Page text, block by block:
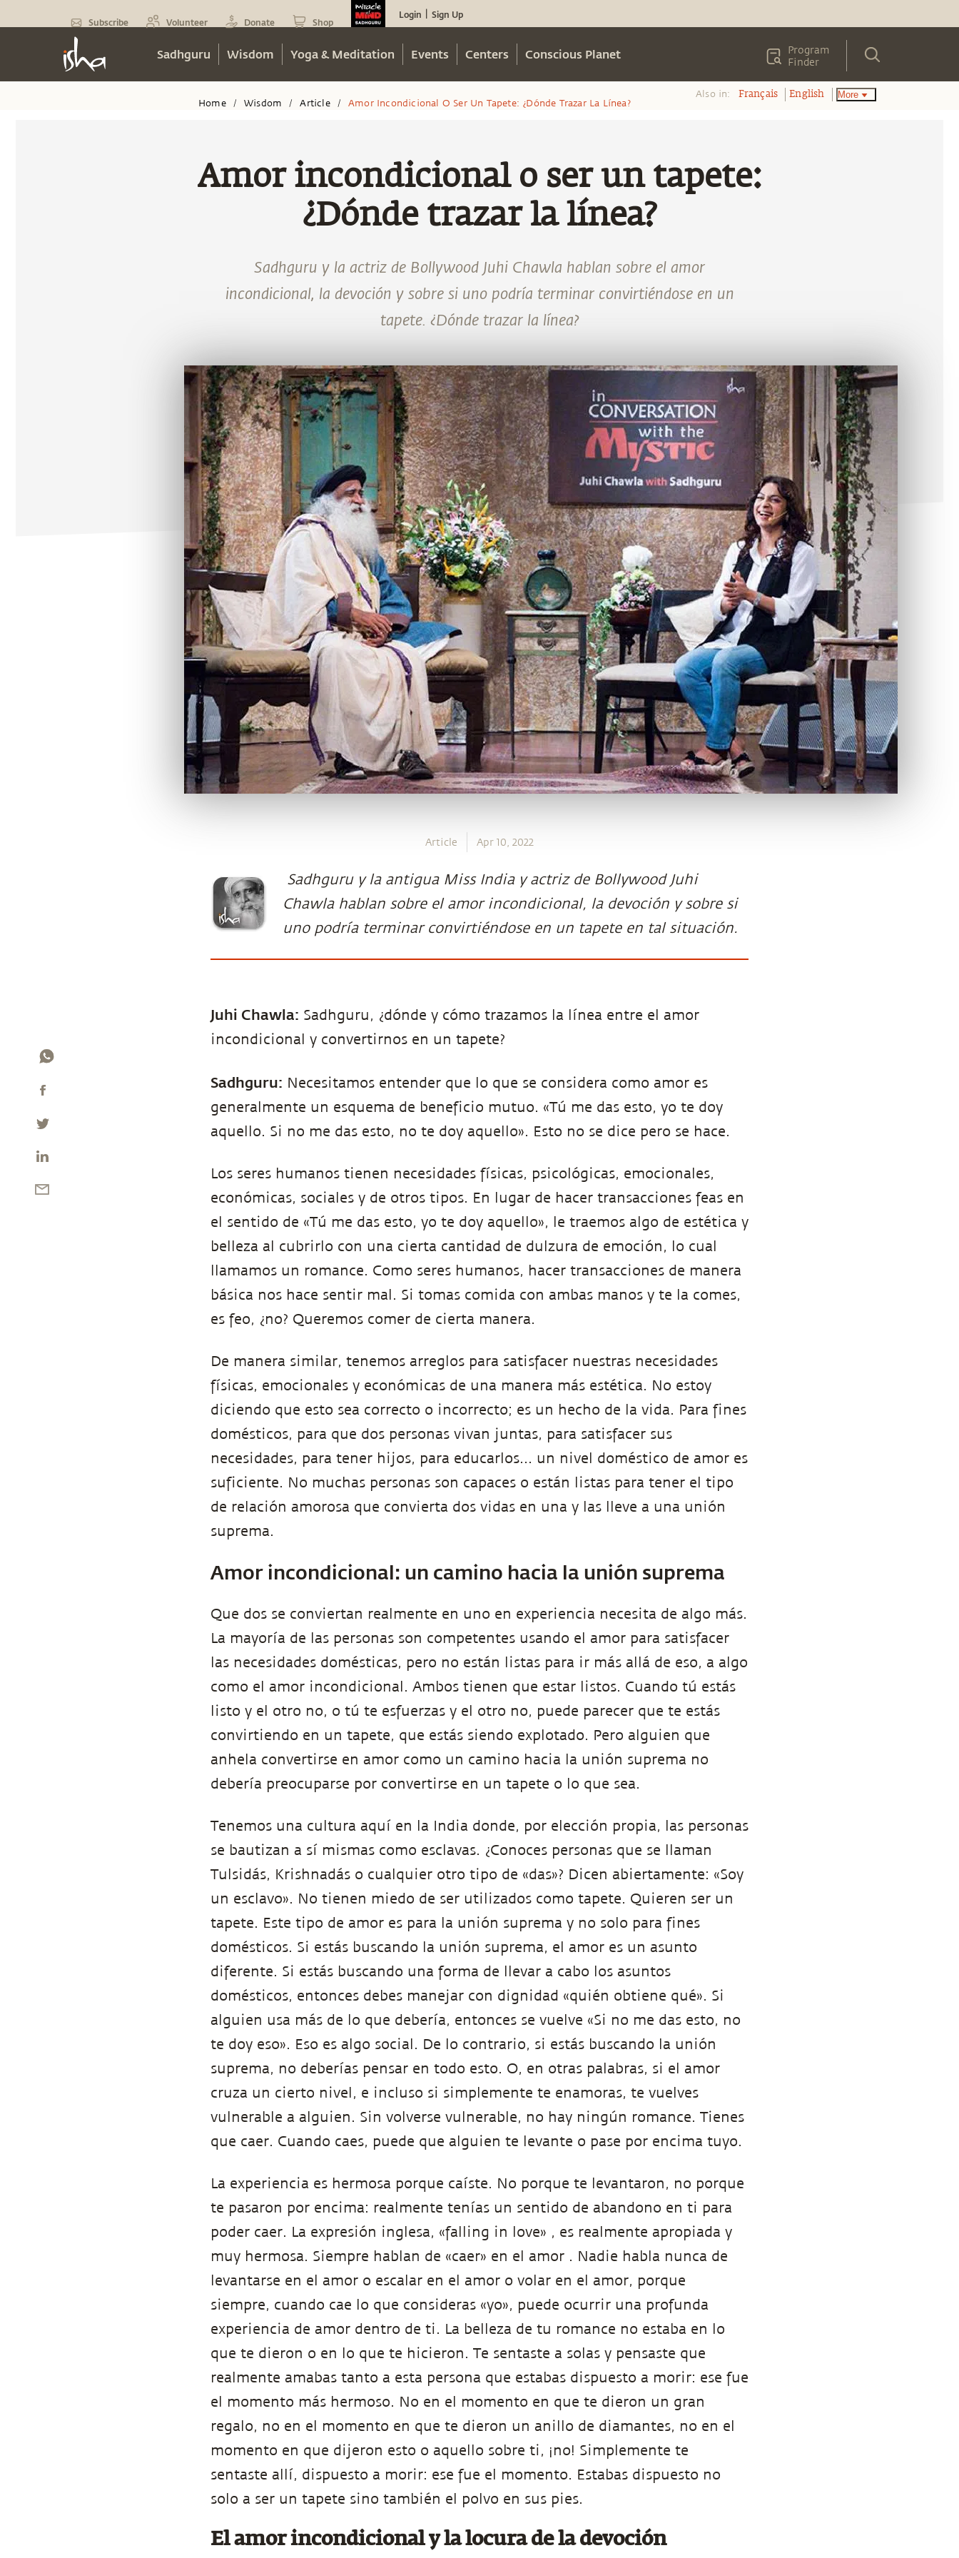
Subscribe Volunteer Donate Shop
Login Sign Up
Sadhguru Wisdom Yoga & Meditation Events Centers Conscious Planet
Program
Finder
Home / Wisdom / Article / Amor Incondicional O Ser Un Tapete: ¿dónde Trazar La Línea?
Also in: Français English More
Amor incondicional o ser un tapete:
¿Dónde trazar la línea?
Sadhguru y la actriz de Bollywood Juhi Chawla hablan sobre el amor
incondicional, la devoción y sobre si uno podría terminar convirtiéndose en un
tapete. ¿Dónde trazar la línea?
Article Apr 10, 2022
Sadhguru y la antigua Miss India y actriz de Bollywood Juhi
Chawla hablan sobre el amor incondicional, la devoción y sobre si
uno podría terminar convirtiéndose en un tapete en tal situación.
Juhi Chawla: Sadhguru, ¿dónde y cómo trazamos la línea entre el amor
incondicional y convertirnos en un tapete?
Sadhguru: Necesitamos entender que lo que se considera como amor es
generalmente un esquema de beneficio mutuo. «Tú me das esto, yo te doy
aquello. Si no me das esto, no te doy aquello». Esto no se dice pero se hace.
Los seres humanos tienen necesidades físicas, psicológicas, emocionales,
económicas, sociales y de otros tipos. En lugar de hacer transacciones feas en
el sentido de «Tú me das esto, yo te doy aquello», le traemos algo de estética y
belleza al cubrirlo con una cierta cantidad de dulzura de emoción, lo cual
llamamos un romance. Como seres humanos, hacer transacciones de manera
básica nos hace sentir mal. Si tomas comida con ambas manos y te la comes,
es feo, ¿no? Queremos comer de cierta manera.
De manera similar, tenemos arreglos para satisfacer nuestras necesidades
físicas, emocionales y económicas de una manera más estética. No estoy
diciendo que esto sea correcto o incorrecto; es un hecho de la vida. Para fines
domésticos, para que dos personas vivan juntas, para satisfacer sus
necesidades, para tener hijos, para educarlos... un nivel doméstico de amor es
suficiente. No muchas personas son capaces o están listas para tener el tipo
de relación amorosa que convierta dos vidas en una y las lleve a una unión
suprema.
Amor incondicional: un camino hacia la unión suprema
Que dos se conviertan realmente en uno en experiencia necesita de algo más.
La mayoría de las personas son competentes usando el amor para satisfacer
las necesidades domésticas, pero no están listas para ir más allá de eso, a algo
como el amor incondicional. Ambos tienen que estar listos. Cuando tú estás
listo y el otro no, o tú te esfuerzas y el otro no, puede parecer que te estás
convirtiendo en un tapete, que estás siendo explotado. Pero alguien que
anhela convertirse en amor como un camino hacia la unión suprema no
debería preocuparse por convertirse en un tapete o lo que sea.
Tenemos una cultura aquí en la India donde, por elección propia, las personas
se bautizan a sí mismas como esclavas. ¿Conoces personas que se llaman
Tulsidás, Krishnadás o cualquier otro tipo de «das»? Dicen abiertamente: «Soy
un esclavo». No tienen miedo de ser utilizados como tapete. Quieren ser un
tapete. Este tipo de amor es para la unión suprema y no solo para fines
domésticos. Si estás buscando la unión suprema, el amor es un asunto
diferente. Si estás buscando una forma de llevar a cabo los asuntos
domésticos, entonces debes manejar con dignidad «quién obtiene qué». Si
alguien usa más de lo que debería, entonces se vuelve «Si no me das esto, no
te doy eso». Eso es algo social. De lo contrario, si estás buscando la unión
suprema, no deberías pensar en todo esto. O, en otras palabras, si el amor
cruza un cierto nivel, e incluso si simplemente te enamoras, te vuelves
vulnerable a alguien. Sin volverse vulnerable, no hay ningún romance. Tienes
que caer. Cuando caes, puede que alguien te levante o pase por encima tuyo.
La experiencia es hermosa porque caíste. No porque te levantaron, no porque
te pasaron por encima: realmente tenías un sentido de abandono en ti para
poder caer. La expresión inglesa, «falling in love» , es realmente apropiada y
muy hermosa. Siempre hablan de «caer» en el amor . Nadie habla nunca de
levantarse en el amor o escalar en el amor o volar en el amor, porque
siempre, cuando cae lo que consideras «yo», puede ocurrir una profunda
experiencia de amor dentro de ti. La belleza de tu romance no estaba en lo
que te dieron o en lo que te hicieron. Te sentaste a solas y pensaste que
realmente amabas tanto a esta persona que estabas dispuesto a morir: ese fue
el momento más hermoso. No en el momento en que te dieron un gran
regalo, no en el momento en que te dieron un anillo de diamantes, no en el
momento en que dijeron esto o aquello sobre ti, ¡no! Simplemente te
sentaste allí, dispuesto a morir: ese fue el momento. Estabas dispuesto no
solo a ser un tapete sino también el polvo en sus pies.
El amor incondicional y la locura de la devoción